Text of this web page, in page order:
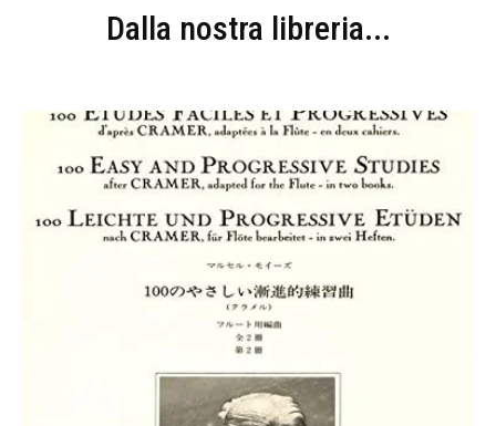
Dalla nostra libreria...